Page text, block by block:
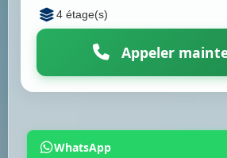
4 étage(s)
Appeler
WhatsApp